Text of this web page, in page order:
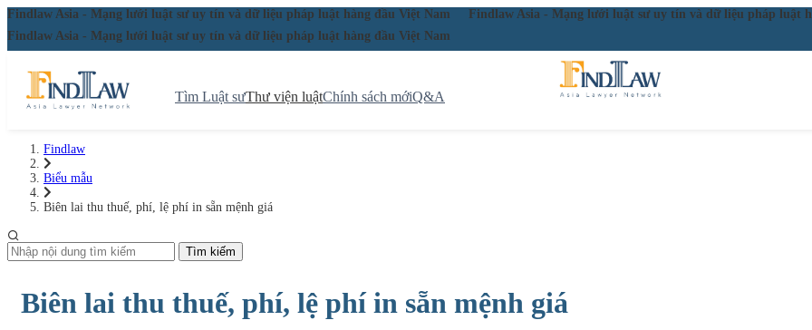
Findlaw Asia - Mạng lưới luật sư uy tín và dữ liệu pháp luật hàng đầu Việt Nam
Findlaw Asia - Mạng lưới luật sư uy tín và dữ liệu pháp luật
Findlaw Asia - Mạng lưới luật sư uy tín và dữ liệu pháp luật hàng đầu Việt Nam
Tìm Luật sưThư viện luậtChính sách mớiQ&A
Findlaw
Biểu mẫu
Biên lai thu thuế, phí, lệ phí in sẵn mệnh giá
Tìm kiếm
Biên lai thu thuế, phí, lệ phí in sẵn mệnh giá